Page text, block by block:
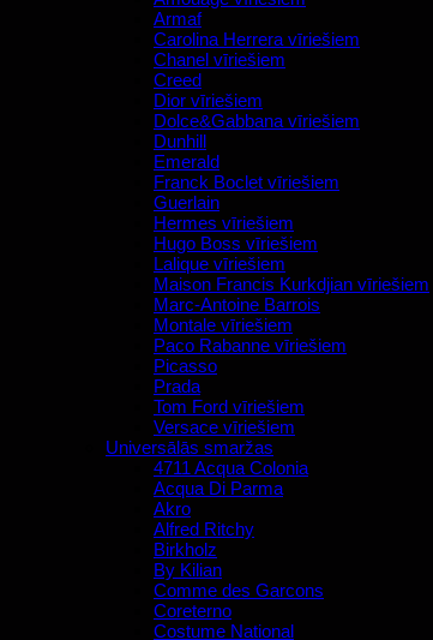
Armaf
Carolina Herrera vīriešiem
Chanel vīriešiem
Creed
Dior vīriešiem
Dolce&Gabbana vīriešiem
Dunhill
Emerald
Franck Boclet vīriešiem
Guerlain
Hermes vīriešiem
Hugo Boss vīriešiem
Lalique vīriešiem
Maison Francis Kurkdjian vīriešiem
Marc-Antoine Barrois
Montale vīriešiem
Paco Rabanne vīriešiem
Picasso
Prada
Tom Ford vīriešiem
Versace vīriešiem
Universālās smaržas
4711 Acqua Colonia
Acqua Di Parma
Akro
Alfred Ritchy
Birkholz
By Kilian
Comme des Garcons
Coreterno
Costume National